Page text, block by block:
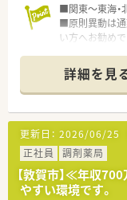
■関東～東海・
■原則異動は通
い方へお勧めで
詳細を見
更新日： 2026/06/25
正社員
調剤薬局
【敦賀市】≪年収
やすい環境です。